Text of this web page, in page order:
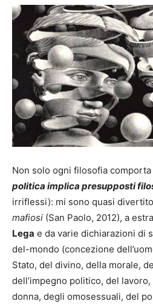
Non solo ogni filosofia
politica implica presupposti
irriflessi): mi sono quasi
mafiosi (San Paolo, 2012), a
Lega e da varie dichiarazioni di
del-mondo (concezione
Stato, del divino, della morale,
dell’impegno politico, del
donna, degli omosessuali, del